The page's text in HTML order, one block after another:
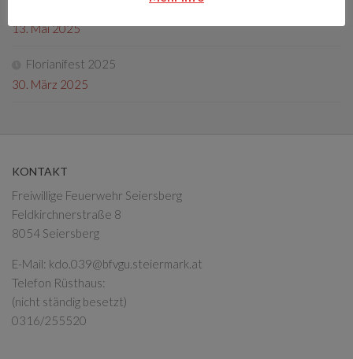
13. Mai 2025
Florianifest 2025
30. März 2025
KONTAKT
Freiwillige Feuerwehr Seiersberg
Feldkirchnerstraße 8
8054 Seiersberg
E-Mail: kdo.039@bfvgu.steiermark.at
Telefon Rüsthaus:
(nicht ständig besetzt)
0316/255520